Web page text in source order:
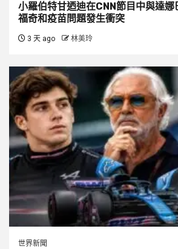
小羅伯特甘迺迪在CNN節目中與達娜
福奇和疫苗問題發生衝突
3 天 ago 林美玲
世界新聞